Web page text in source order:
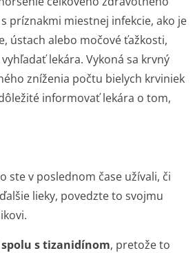
príznakmi miestnej infekcie, ako je
ústach alebo močové ťažkosti,
lekára. Vykoná sa krvný
zníženia počtu bielych krviniek
informovať lekára o tom,
ste v poslednom čase užívali, či
lieky, povedzte to svojmu
s tizanidínom, pretože to